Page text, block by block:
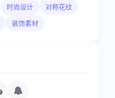
时尚设计
对称花纹
装饰素材